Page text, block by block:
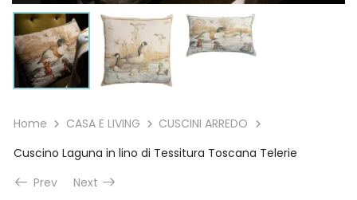
Home CASA E LIVING
CUSCINI ARREDO
Cuscino Laguna in lino di Tessitura Toscana Telerie
Prev
Next